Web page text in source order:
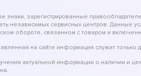
знаки, зарегистрированные
независимых сервисных центров. Данные
обороте, связанном с товаром и
на сайте информация служит
актуальной информации о наличии и